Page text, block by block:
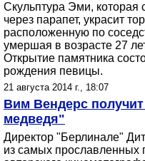
Скульптура Эми, которая
через парапет, украсит
расположенную по
умершая в возрасте 27
Открытие памятника
рождения певицы.
21 августа 2014 г., 18:07
Вим Вендерс
медведя"
Директор "Берлинале"
из самых прославленных